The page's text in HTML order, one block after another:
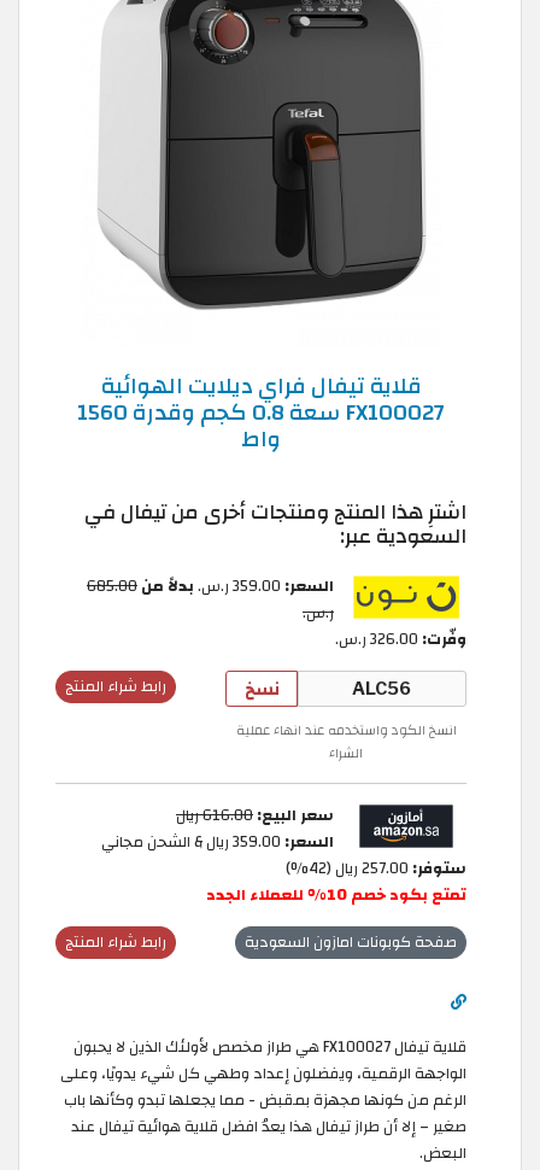
قلاية تيفال فراي ديلايت الهوائية
FX100027 سعة 0.8 كجم وقدرة 1560
واط
اشترِ هذا المنتج ومنتجات أخرى من تيفال في
السعودية عبر:
السعر: بدلاً من685.00
ر.س.‏
وفّرت:
رابط شراء المنتج نسخ
انسخ الكود واستخدمه عند انهاء عملية
الشراء
سعر البيع:616.00 ريال
السعر: 359.00 ريال & الشحن مجاني
ستوفر: 257.00 ريال (42%)
تمتع بكود خصم 10% للعملاء الجدد
رابط شراء المنتج صفحة كوبونات امازون السعودية
قلاية تيفال FX100027 هي طراز مخصص لأولئك الذين لا يحبون
الواجهة الرقمية، ويفضلون إعداد وطهي كل شيء يدويًا، وعلى
الرغم من كونها مجهزة بمقبض - مما يجعلها تبدو وكأنها باب
صغير – إلا أن طراز تيفال هذا يعدُ افضل قلاية هوائية تيفال عند
البعض.